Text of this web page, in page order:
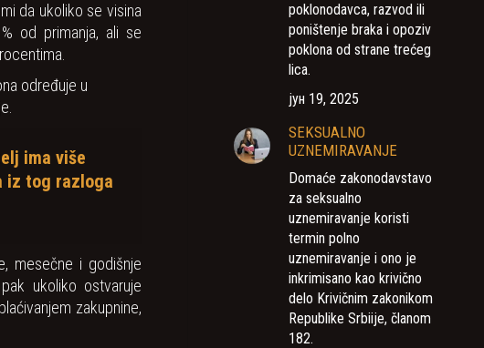
da ukoliko se visina
od primanja, ali se
određuje u
ima više
iz tog razloga
mesečne i godišnje
ukoliko ostvaruje
zakupnine,
poklonodavca, razvod ili
poništenje braka i opoziv
poklona od strane trećeg
lica.
јун 19, 2025
SEKSUALNO
UZNEMIRAVANJE
Domaće zakonodavstavo
za seksualno
uznemiravanje koristi
termin polno
uznemiravanje i ono je
inkrimisano kao krivično
delo Krivičnim zakonikom
Republike Srbiije, članom
182.